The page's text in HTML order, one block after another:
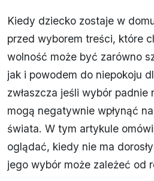
Kiedy dziecko zostaje w
przed wyborem treści, które
wolność może być zarówno
jak i powodem do niepokoju
zwłaszcza jeśli wybór padnie
mogą negatywnie wpłynąć
świata. W tym artykule
oglądać, kiedy nie ma
jego wybór może zależeć od